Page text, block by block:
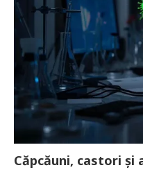
Căpcăuni, castori